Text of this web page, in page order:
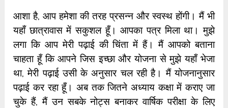
आशा है, आप हमेशा की तरह प्रसन्न और स्वस्थ होंगी। मैं भी
यहाँ छात्रावास में सकुशल हूँ। आपका पत्र मिला था। मुझे
लगा कि आप मेरी पढ़ाई की चिंता में हैं। मैं आपको बताना
चाहता हूँ कि आपने जिस इच्छा और योजना से मुझे यहाँ भेजा
था, मेरी पढ़ाई उसी के अनुसार चल रही है। मैं योजनानुसार
पढ़ाई कर रहा हूँ। अब तक जितने अध्याय कक्षा में कराए जा
चुके हैं, मैं उन सबके नोट्स बनाकर वार्षिक परीक्षा के लिए